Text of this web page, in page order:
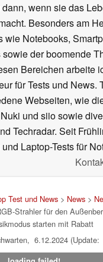
wenn sie das
Besonders am
wie Notebooks,
der boomende
Bereichen arbeite
für Tests und News.
Webseiten, wie
und siio sowie
Techradar. Seit
Laptop-Tests für
Test und News> News>
Strahler für den
starten mit Rabatt
6.12.2024